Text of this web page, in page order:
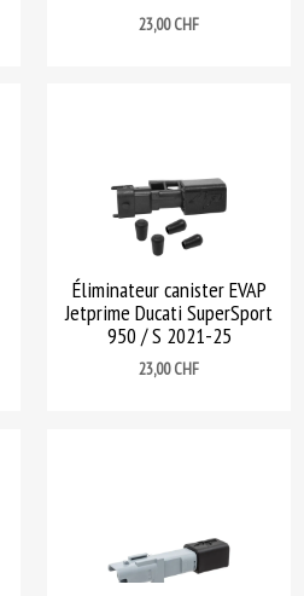
Prix
23,00 CHF
Éliminateur canister EVAP
Jetprime Ducati SuperSport
950 / S 2021-25
Prix
23,00 CHF